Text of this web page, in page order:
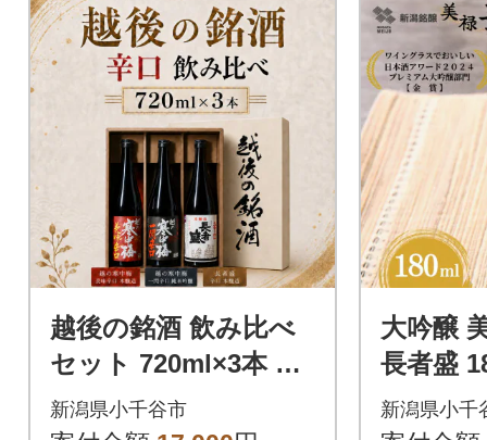
越後の銘酒 飲み比べ
セット 720ml×3本 日
本酒 清酒 淡麗辛口小
新潟県小千谷市
大吟醸
長者盛
潟銘醸
新潟県小千